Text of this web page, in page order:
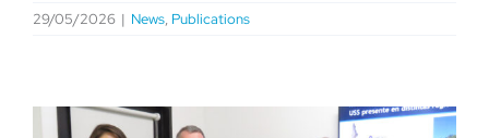
29/05/2026 | News, Publications